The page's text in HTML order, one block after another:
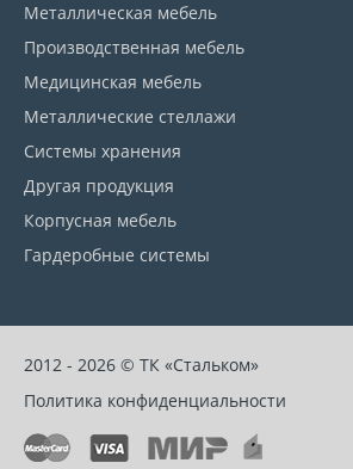
Металлическая мебель
Производственная мебель
Медицинская мебель
Металлические стеллажи
Системы хранения
Другая продукция
Корпусная мебель
Гардеробные системы
2012 - 2026 © ТК «Стальком»
Политика конфиденциальности